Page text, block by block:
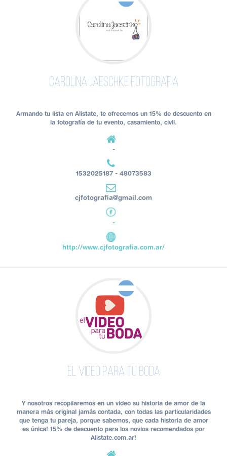
Carolina Jaeschke Fotografia
Armando tu lista en Alistate, te ofrecemos un 15% de descuento en
la fotografía de tu evento, casamiento, civil.
-
1532025187 - 48073583
cjfotografia@gmail.com
-
http://www.cjfotografia.com.ar/
El video para tu boda
Y nosotros recopilaremos en un video su historia de amor de la
manera más original jamás contada, con todas las particularidades
que tenga tu pareja, porque sabemos, que cada historia de amor
es única! 15% de descuento para los novios recomendados por
Alistate.com.ar!